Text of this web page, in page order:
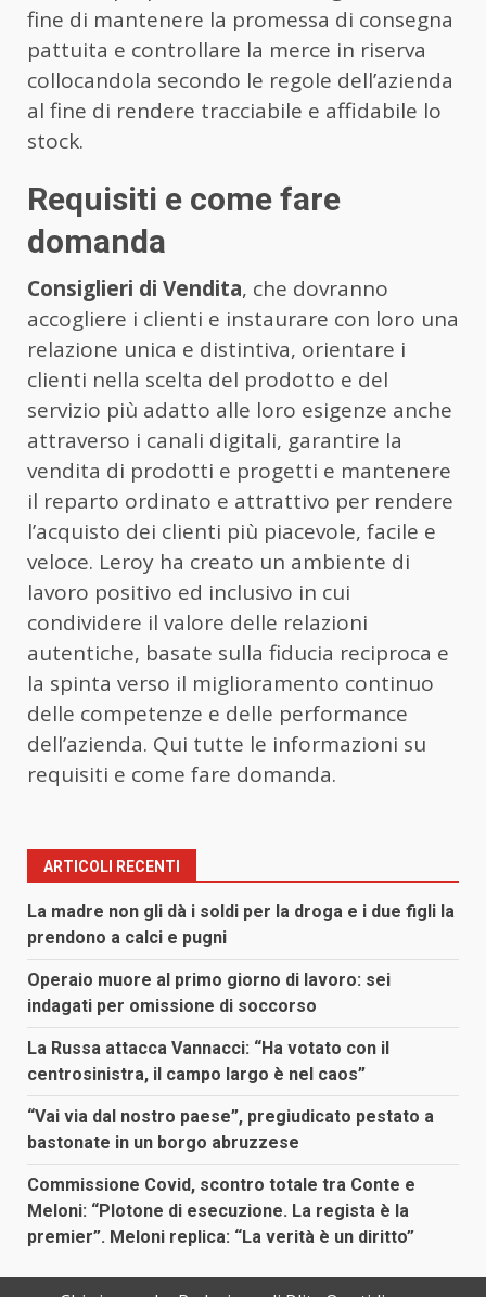
fine di mantenere la promessa di consegna
pattuita e controllare la merce in riserva
collocandola secondo le regole dell’azienda
al fine di rendere tracciabile e affidabile lo
stock.
Requisiti e come fare
domanda
Consiglieri di Vendita, che dovranno
accogliere i clienti e instaurare con loro una
relazione unica e distintiva, orientare i
clienti nella scelta del prodotto e del
servizio più adatto alle loro esigenze anche
attraverso i canali digitali, garantire la
vendita di prodotti e progetti e mantenere
il reparto ordinato e attrattivo per rendere
l’acquisto dei clienti più piacevole, facile e
veloce. Leroy ha creato un ambiente di
lavoro positivo ed inclusivo in cui
condividere il valore delle relazioni
autentiche, basate sulla fiducia reciproca e
la spinta verso il miglioramento continuo
delle competenze e delle performance
dell’azienda. Qui tutte le informazioni su
requisiti e come fare domanda.
ARTICOLI RECENTI
La madre non gli dà i soldi per la droga e i due figli la
prendono a calci e pugni
Operaio muore al primo giorno di lavoro: sei
indagati per omissione di soccorso
La Russa attacca Vannacci: “Ha votato con il
centrosinistra, il campo largo è nel caos”
“Vai via dal nostro paese”, pregiudicato pestato a
bastonate in un borgo abruzzese
Commissione Covid, scontro totale tra Conte e
Meloni: “Plotone di esecuzione. La regista è la
premier”. Meloni replica: “La verità è un diritto”